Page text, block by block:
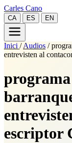
Carles Cano
CA ES EN
Inici / Audios /
entrevisten al
escriptor